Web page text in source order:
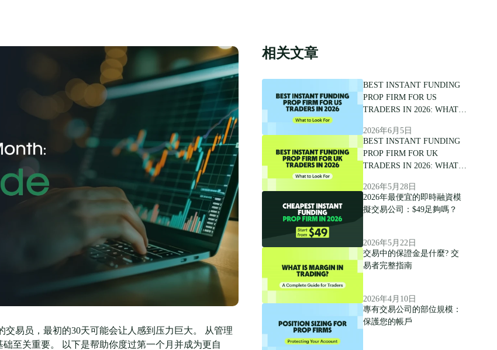
交易员，最初的30天可能会让人感到压力巨大。 从管理
至关重要。 以下是帮助你度过第一个月并成为更自
相关文章
BEST INSTANT FUNDING
PROP FIRM FOR US
TRADERS IN 2026: WHAT
2026年6月5日
BEST INSTANT FUNDING
PROP FIRM FOR UK
TRADERS IN 2026: WHAT
2026年5月28日
2026年最便宜的即時融資模
擬交易公司：$49足夠嗎？
2026年5月22日
交易中的保證金是什麼? 交
易者完整指南
2026年4月10日
專有交易公司的部位規模：
保護您的帳戶